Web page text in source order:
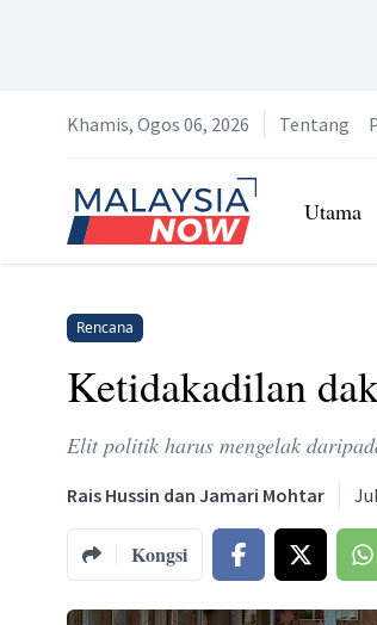
Khamis, Ogos 06, 2026 Tentang
Home
Utama
Rencana
Ketidakadilan
Elit politik harus mengelak
Rais Hussin dan Jamari Mohtar
Kongsi